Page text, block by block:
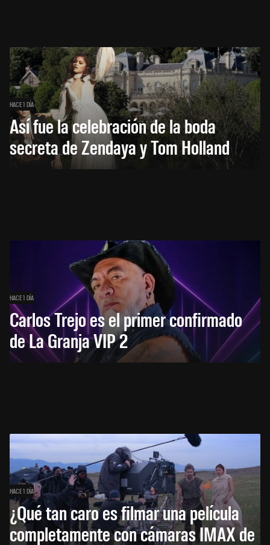
HACE 1 DÍA
Así fue la celebración de la boda
secreta de Zendaya y Tom Holland
HACE 1 DÍA
Carlos Trejo es el primer confirmado
de La Granja VIP 2
HACE 1 DÍA
¿Qué tan caro es filmar una película
completamente con cámaras IMAX de